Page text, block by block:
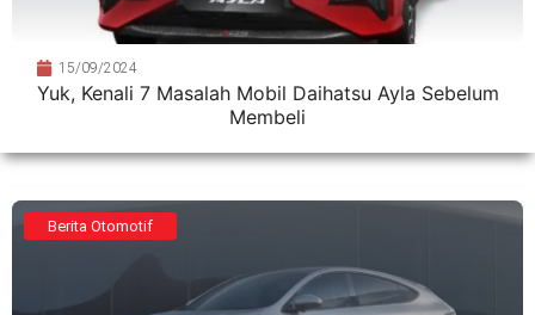
15/09/2024
Yuk, Kenali 7 Masalah Mobil Daihatsu Ayla Sebelum
Membeli
Berita Otomotif